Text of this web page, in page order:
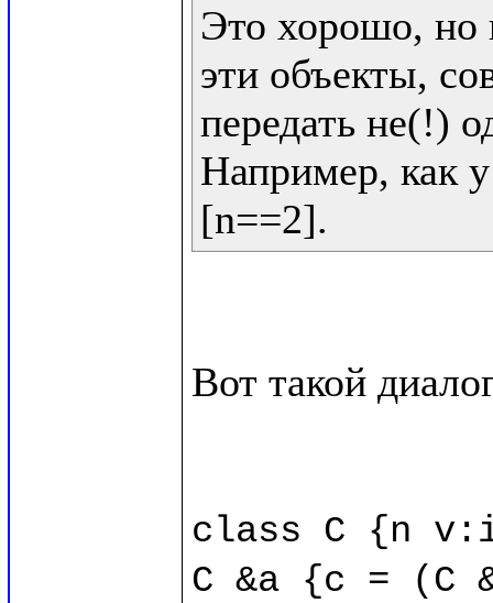
Это хорошо, но
эти объекты,
передать не(!)
Например, как
Вот такой
class C {n
C &a {c = (C